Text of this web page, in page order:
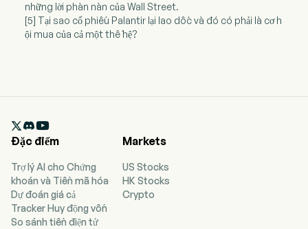
những lời phàn nàn của Wall Street.
[5] Tại sao cổ phiếu Palantir lại lao dốc và đó có phải là cơ h
ội mua của cả một thế hệ?

Đặc điểm
Trợ lý AI cho Chứng
khoán và Tiền mã hóa
Dự đoán giá cả
Tracker Huy động vốn
So sánh tiền điện tử
Markets
US Stocks
HK Stocks
Crypto